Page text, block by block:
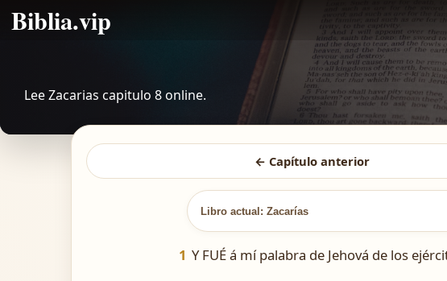
Biblia.vip
Lee Zacarias capitulo 8 online.
← Capítulo anterior
Libro actual: Zacarías
1 Y FUÉ á mí palabra de Jehová de los